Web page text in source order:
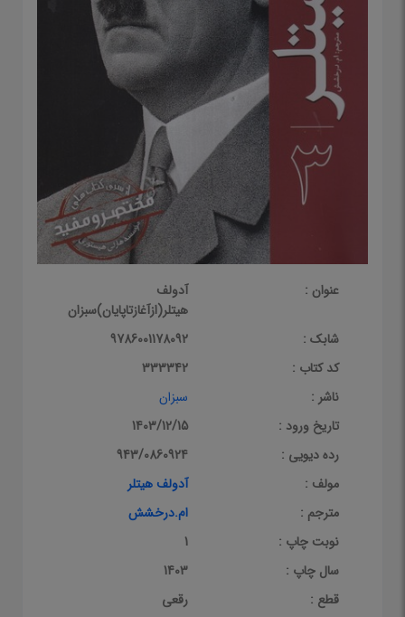
عنوان :
آدولف
هیتلر(ازآغازتاپایان)سبزان
شابک :
9786001178092
کد کتاب :
333342
ناشر :
سبزان
تاریخ ورود :
1403/12/15
رده دیویی :
943/0860924
مولف :
آدولف هیتلر
مترجم :
ام.درخشش
نوبت چاپ :
1
سال چاپ :
1403
قطع :
رقعی